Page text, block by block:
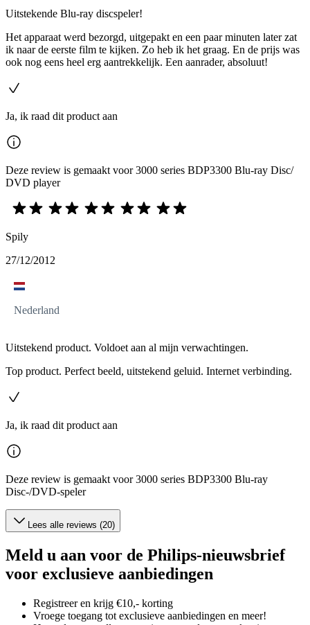
Uitstekende Blu-ray discspeler!
Het apparaat werd bezorgd, uitgepakt en een paar minuten later zat
ik naar de eerste film te kijken. Zo heb ik het graag. En de prijs was
ook nog eens heel erg aantrekkelijk. Een aanrader, absoluut!
Ja, ik raad dit product aan
Deze review is gemaakt voor 3000 series BDP3300 Blu-ray Disc/
DVD player
Spily
27/12/2012
Nederland
Uitstekend product. Voldoet aan al mijn verwachtingen.
Top product. Perfect beeld, uitstekend geluid. Internet verbinding.
Ja, ik raad dit product aan
Deze review is gemaakt voor 3000 series BDP3300 Blu-ray
Disc-/DVD-speler
Lees alle reviews (20)
Meld u aan voor de Philips-nieuwsbrief
voor exclusieve aanbiedingen
Registreer en krijg €10,- korting
Vroege toegang tot exclusieve aanbiedingen en meer!